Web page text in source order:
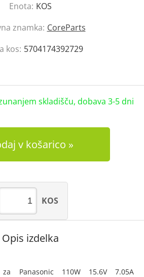
Enota: KOS
znamka: CoreParts
kos: 5704174392729
skladišču, dobava 3-5 dni
v košarico
KOS
Opis izdelka
Panasonic 110W 15.6V 7.05A